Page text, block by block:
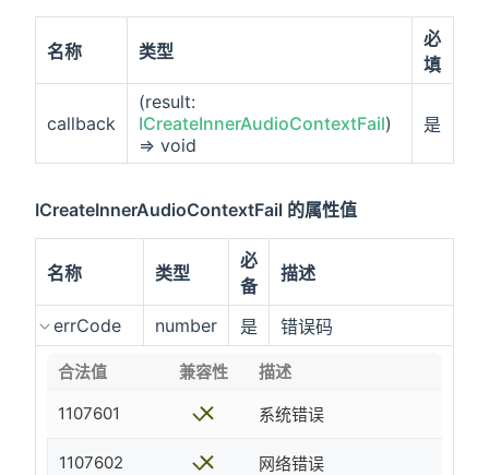
名称 类型
必
填
callback
(result:
ICreateInnerAudioContextFail)
=> void
是
ICreateInnerAudioContextFail 的属性值
名称 类型
必
备
描述
errCode number 是 错误码
合法值 兼容性
描述
1107601
系统错误
1107602 网络错误